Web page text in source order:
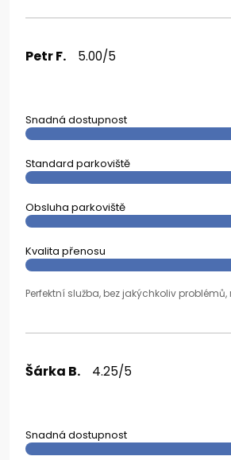
Petr F. 5.00/5
Snadná dostupnost
Standard parkoviště
Obsluha parkoviště
Kvalita přenosu
Perfektní služba, bez jakýchkoliv
Šárka B. 4.25/5
Snadná dostupnost